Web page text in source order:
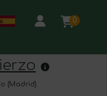
0
(Madrid)